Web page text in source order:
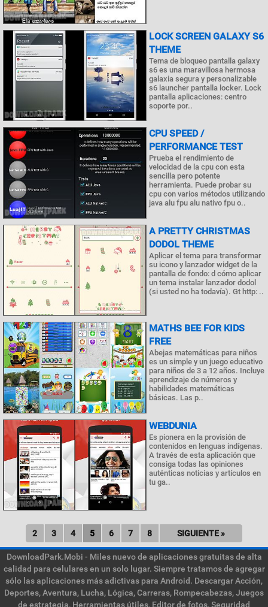
LOCK SCREEN GALAXY S6
THEME
Tema de bloqueo pantalla galaxy
s6 es una maravillosa hermosa
galaxia segura y personalizable
s6 launcher pantalla locker. Lock
pantalla aplicaciones: centro
soporte por..
CPU SPEED /
PERFORMANCE TEST
Prueba el rendimiento de
velocidad de la cpu con esta
sencilla pero potente
herramienta. Puede probar su
cpu con varios métodos utilizando
java alu fpu alu nativo fpu o..
A PRETTY CHRISTMAS
DODOL THEME
Aplicar el tema para transformar
su icono y lanzador widget de la
pantalla de fondo: d cómo aplicar
un tema instalar lanzador dodol
(si usted no ha todavía). Gt http: ..
MATHS BEE FOR KIDS
FREE
Abejas matemáticas para niños
es un simple y un juego educativo
para niños de 3 a 12 años. Incluye
aprendizaje de números y
habilidades matemáticas
básicas. Las p..
WEBDUNIA
Es pionera en la provisión de
contenidos en lenguas indígenas.
A través de esta aplicación que
consiga todas las opiniones
auténticas noticias y artículos en
tu ga..
2 3 4 5 6 7 8 SIGUIENTE »
DownloadPark.Mobi - Miles nuevo de aplicaciones gratuitas de alta
calidad para celulares en un solo lugar. Siempre tratamos de agregar
sólo las aplicaciones más adictivas para Android. Descargar Acción,
Deportes, Aventura, Lucha, Lógica, Carreras, Rompecabezas, Juegos
de estrategia, Herramientas útiles, Editor de fotos, Seguridad